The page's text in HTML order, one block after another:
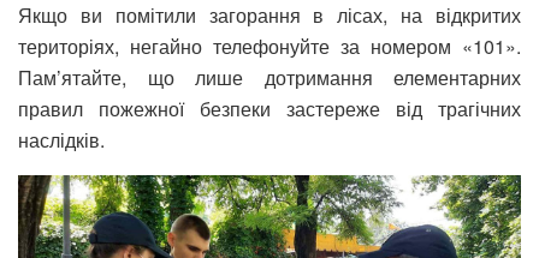
Якщо ви помітили загорання в лісах, на відкритих
територіях, негайно телефонуйте за номером «101».
Пам’ятайте, що лише дотримання елементарних
правил пожежної безпеки застереже від трагічних
наслідків.